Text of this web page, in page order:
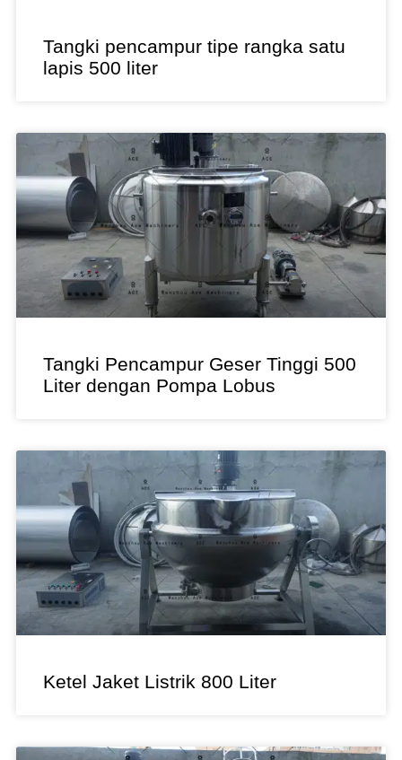
Tangki pencampur tipe rangka satu
lapis 500 liter
Tangki Pencampur Geser Tinggi 500
Liter dengan Pompa Lobus
Ketel Jaket Listrik 800 Liter